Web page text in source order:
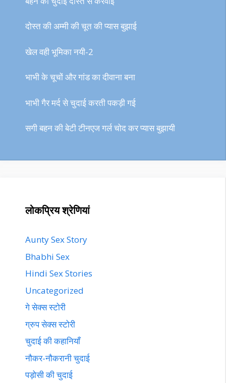
दोस्त की अम्मी की चूत की प्यास बुझाई
खेल वही भूमिका नयी-2
भाभी के चूचों और गांड का दीवाना बना
भाभी गैर मर्द से चुदाई करती पकड़ी गई
सगी बहन की बेटी टीनएज गर्ल चोद कर प्यास बुझायी
लोकप्रिय श्रेणियां
Aunty Sex Story
Bhabhi Sex
Hindi Sex Stories
Uncategorized
गे सेक्स स्टोरी
ग्रुप सेक्स स्टोरी
चुदाई की कहानियाँ
नौकर-नौकरानी चुदाई
पड़ोसी की चुदाई